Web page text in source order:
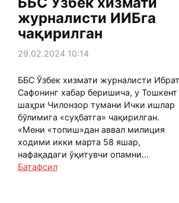
журналисти ИИБга
чақирилган
29.02.2024 10:14
ББС Ўзбек хизмати журналисти Ибрат
Сафонинг хабар беришича, у Тошкент
шаҳри Чилонзор тумани Ички ишлар
бўлимига «суҳбатга» чақирилган.
«Мени «топиш»дан аввал милиция
ходими икки марта 58 яшар,
нафақадаги ўқитувчи опамни...
Батафсил